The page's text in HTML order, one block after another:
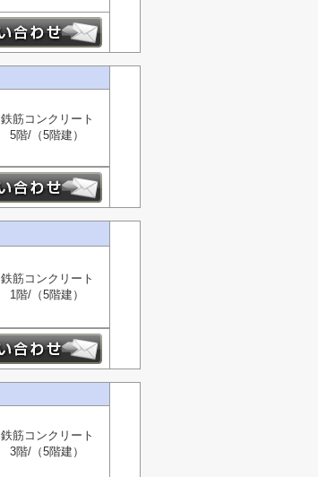
鉄筋コンクリート
5階/（5階建）
鉄筋コンクリート
1階/（5階建）
鉄筋コンクリート
3階/（5階建）